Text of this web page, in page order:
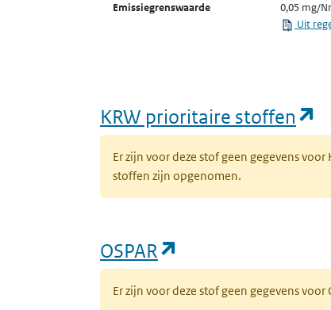
Emissiegrenswaarde
0,05 mg/
Uit
KRW prioritaire stoffen
Er zijn voor deze stof geen gegevens
stoffen zijn opgenomen.
OSPAR
Er zijn voor deze stof geen gegevens